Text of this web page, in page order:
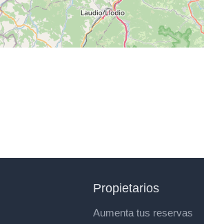
Propietarios
Aumenta tus reservas